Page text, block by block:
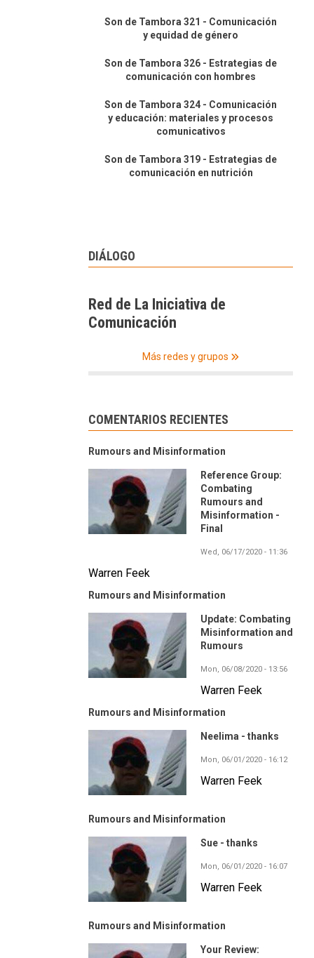
Son de Tambora 321 - Comunicación
y equidad de género
Son de Tambora 326 - Estrategias de
comunicación con hombres
Son de Tambora 324 - Comunicación
y educación: materiales y procesos
comunicativos
Son de Tambora 319 - Estrategias de
comunicación en nutrición
DIÁLOGO
Red de La Iniciativa de
Comunicación
Más redes y grupos
COMENTARIOS RECIENTES
Rumours and Misinformation
Reference Group:
Combating
Rumours and
Misinformation -
Final
Wed, 06/17/2020 - 11:36
Warren Feek
Rumours and Misinformation
Update: Combating
Misinformation and
Rumours
Mon, 06/08/2020 - 13:56
Warren Feek
Rumours and Misinformation
Neelima - thanks
Mon, 06/01/2020 - 16:12
Warren Feek
Rumours and Misinformation
Sue - thanks
Mon, 06/01/2020 - 16:07
Warren Feek
Rumours and Misinformation
Your Review: